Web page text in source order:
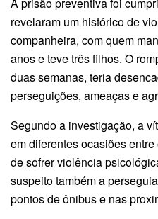
revelaram um histórico de
companheira, com quem
anos e teve três filhos. O
duas semanas, teria
perseguições, ameaças e
Segundo a investigação, a
em diferentes ocasiões
de sofrer violência
suspeito também a
pontos de ônibus e nas